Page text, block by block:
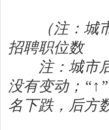
（注：
招聘职位数
注：城市后
没有变动；
名下跌，后方